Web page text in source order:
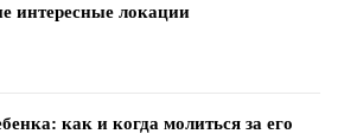
интересные локации
как и когда молиться за его